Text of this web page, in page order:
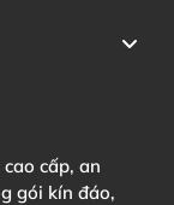
cấp, an
gói kín đáo,